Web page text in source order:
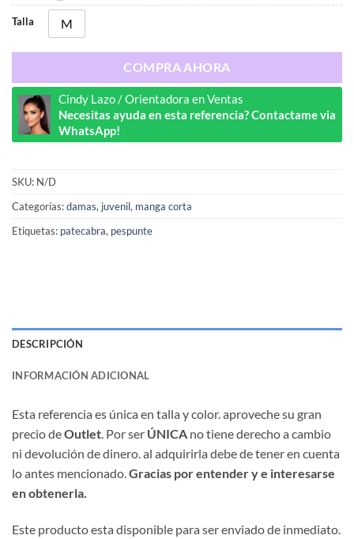
Talla M
COMPRA AHORA
Cindy Lazo / Orientadora en Ventas
Necesitas ayuda en esta referencia? Contactame via
WhatsApp!
SKU: N/D
Categorías:damas, juvenil, manga corta
Etiquetas: patecabra, pespunte
DESCRIPCIÓN
INFORMACIÓN ADICIONAL
Esta referencia es única en talla y color. aproveche su gran
precio deOutlet. Por ser ÚNICA no tiene derecho a cambio
ni devolución de dinero. al adquirirla debe de tener en cuenta
lo antes mencionado.Gracias por entender y e interesarse
en obtenerla.
Este producto esta disponible para ser enviado de inmediato.